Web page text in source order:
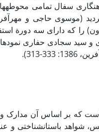
سفال تمامی
(موسوی حاجی و
را که دارای سه دورة
سید سجادی حفاری
313).
که بر اساس آن مدارک و
باستان­شناختی و